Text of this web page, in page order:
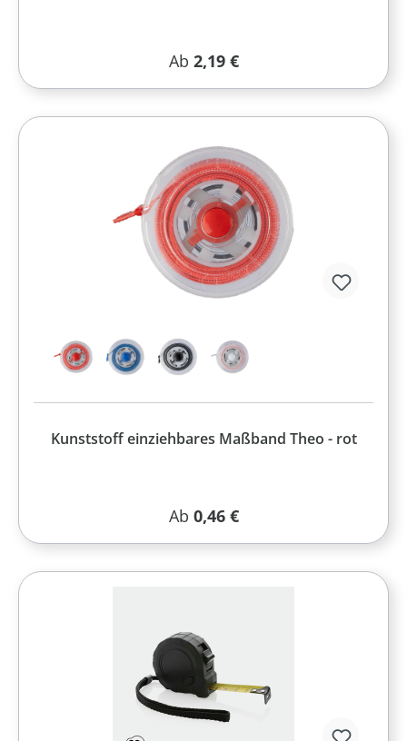
Regulärer Preis:
Ab 2,19 €
Kunststoff einziehbares Maßband Theo - rot
Regulärer Preis:
Ab 0,46 €